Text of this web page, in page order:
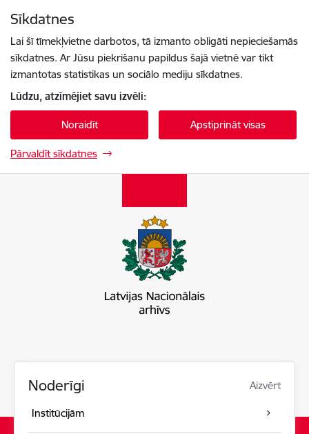
Sīkdatnes
Lai šī tīmekļvietne darbotos, tā izmanto obligāti nepieciešamās
sīkdatnes. Ar Jūsu piekrišanu papildus šajā vietnē var tikt
izmantotas statistikas un sociālo mediju sīkdatnes.
Lūdzu, atzīmējiet savu izvēli:
Noraidīt Apstiprināt visas
Pārvaldīt sīkdatnes
Noderīgi Aizvērt
Institūcijām